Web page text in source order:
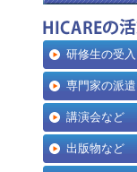
研修生の受入
専門家の派遣
講演会など
出版物など